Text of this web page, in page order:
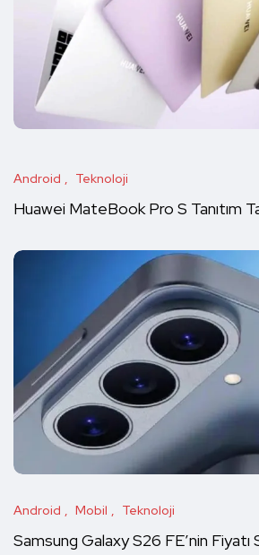
Android Teknoloji
Huawei MateBook Pro S Tanıtım
Android Mobil Teknoloji
Samsung Galaxy S26 FE’nin Fiyatı